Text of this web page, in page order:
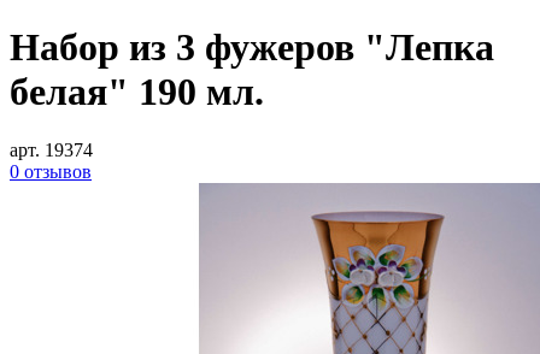
Набор из 3 фужеров "Лепка
белая" 190 мл.
арт. 19374
0 отзывов